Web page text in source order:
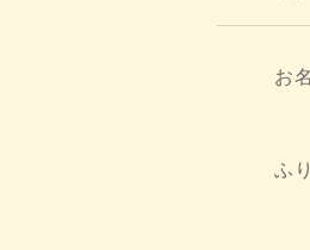
お
ふ